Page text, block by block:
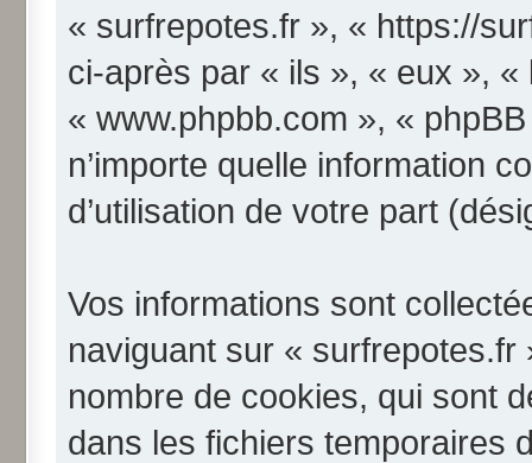
« surfrepotes.fr », « https://
ci-après par « ils », « eux »,
« www.phpbb.com », «
n’importe quelle information
d’utilisation de votre part
Vos informations sont
naviguant sur «
nombre de cookies, qui sont
dans les fichiers temporaires